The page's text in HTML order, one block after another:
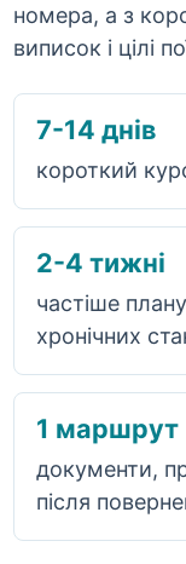
номера, а з
виписок і цілі
7-14 днів
короткий
2-4 тижні
частіше
хронічних
1 маршрут
документи,
після